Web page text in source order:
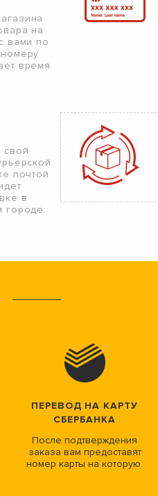
на
вами по
время
свой
почтой
в
городе.
ПЕРЕВОД НА КАРТУ
СБЕРБАНКА
После подтверждения
заказа вам предоставят
номер карты на которую.